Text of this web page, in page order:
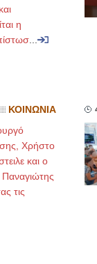
η
ΚΟΙΝΩΝΙΑ
Χρήστο
και ο
τις